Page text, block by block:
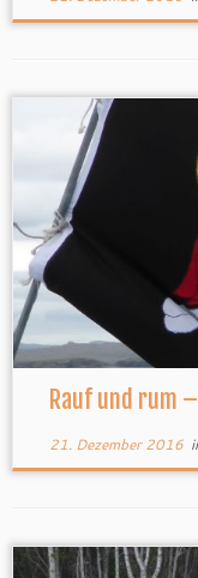
Rauf und rum
21. Dezember 2016